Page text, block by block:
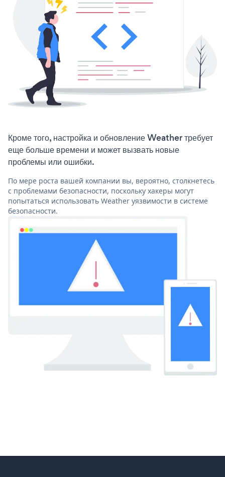
Кроме того, настройка и обновление Weather требует
еще больше времени и может вызвать новые
проблемы или ошибки.
По мере роста вашей компании вы, вероятно, столкнетесь
с проблемами безопасности, поскольку хакеры могут
попытаться использовать Weather уязвимости в системе
безопасности.